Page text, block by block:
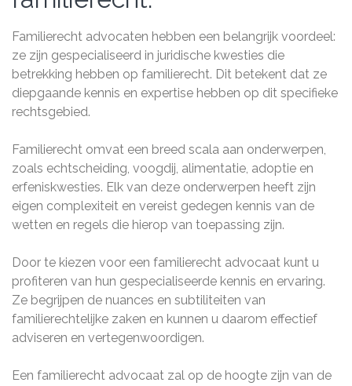
Familierecht advocaten hebben een belangrijk voordeel:
ze zijn gespecialiseerd in juridische kwesties die
betrekking hebben op familierecht. Dit betekent dat ze
diepgaande kennis en expertise hebben op dit specifieke
rechtsgebied.
Familierecht omvat een breed scala aan onderwerpen,
zoals echtscheiding, voogdij, alimentatie, adoptie en
erfeniskwesties. Elk van deze onderwerpen heeft zijn
eigen complexiteit en vereist gedegen kennis van de
wetten en regels die hierop van toepassing zijn.
Door te kiezen voor een familierecht advocaat kunt u
profiteren van hun gespecialiseerde kennis en ervaring.
Ze begrijpen de nuances en subtiliteiten van
familierechtelijke zaken en kunnen u daarom effectief
adviseren en vertegenwoordigen.
Een familierecht advocaat zal op de hoogte zijn van de